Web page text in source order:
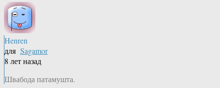
Henren
для Sagamor
8 лет назад
Швабода патамушта.